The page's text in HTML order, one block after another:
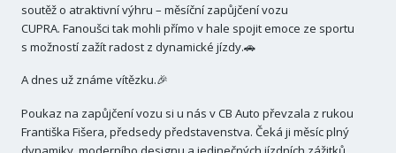
soutěž o atraktivní výhru – měsíční zapůjčení vozu
CUPRA. Fanoušci tak mohli přímo v hale spojit emoce ze sportu
s možností zažít radost z dynamické jízdy.🚗
A dnes už známe vítězku.🎉
Poukaz na zapůjčení vozu si u nás v CB Auto převzala z rukou
Františka Fišera, předsedy představenstva. Čeká ji měsíc plný